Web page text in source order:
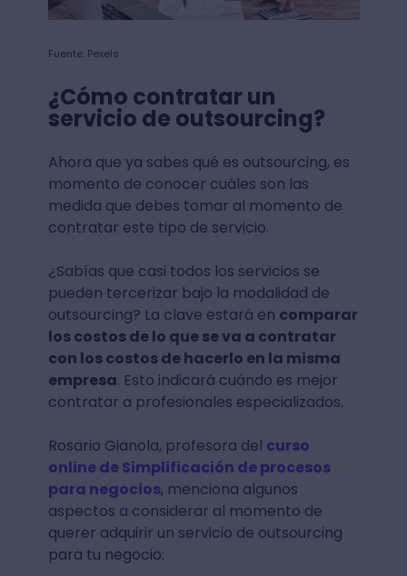
Fuente: Pexels
¿Cómo contratar un
servicio de outsourcing?
Ahora que ya sabes qué es outsourcing, es
momento de conocer cuáles son las
medida que debes tomar al momento de
contratar este tipo de servicio.
¿Sabías que casi todos los servicios se
pueden tercerizar bajo la modalidad de
outsourcing? La clave estará en comparar
los costos de lo que se va a contratar
con los costos de hacerlo en la misma
empresa. Esto indicará cuándo es mejor
contratar a profesionales especializados.
Rosario Gianola, profesora del curso
online de Simplificación de procesos
para negocios, menciona algunos
aspectos a considerar al momento de
querer adquirir un servicio de outsourcing
para tu negocio: